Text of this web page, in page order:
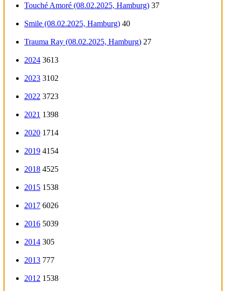
Touché Amoré (08.02.2025, Hamburg) 37
Smile (08.02.2025, Hamburg) 40
Trauma Ray (08.02.2025, Hamburg) 27
2024 3613
2023 3102
2022 3723
2021 1398
2020 1714
2019 4154
2018 4525
2015 1538
2017 6026
2016 5039
2014 305
2013 777
2012 1538